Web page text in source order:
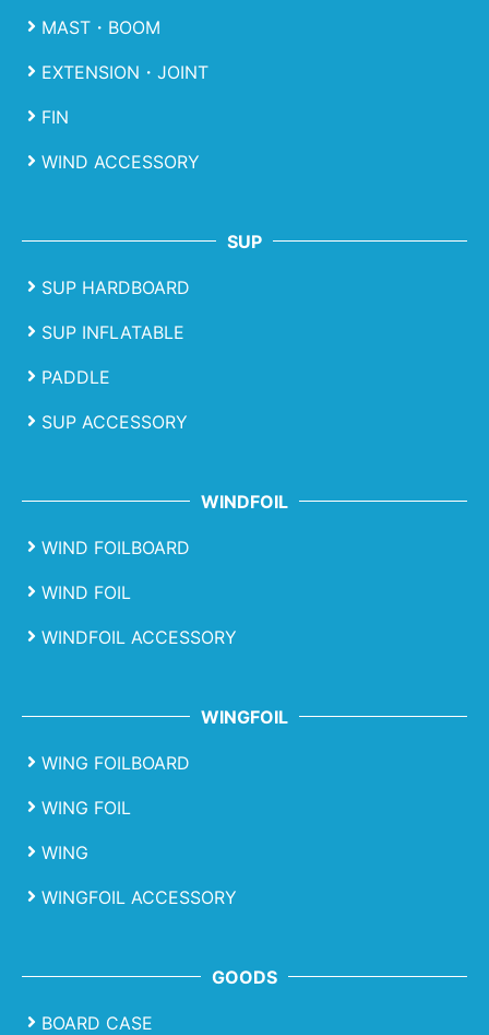
MAST・BOOM
EXTENSION・JOINT
FIN
WIND ACCESSORY
SUP
SUP HARDBOARD
SUP INFLATABLE
PADDLE
SUP ACCESSORY
WINDFOIL
WIND FOILBOARD
WIND FOIL
WINDFOIL ACCESSORY
WINGFOIL
WING FOILBOARD
WING FOIL
WING
WINGFOIL ACCESSORY
GOODS
BOARD CASE